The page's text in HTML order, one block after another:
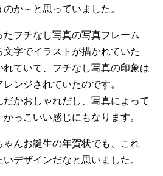
か～と思っていました。
フチなし写真の写真フレーム
字でイラストが描かれていた
れていて、フチなし写真の印象は
ンジされていたのです。
かおしゃれだし、写真によって
っこいい感じにもなります。
んお誕生の年賀状でも、これ
デザインだなと思いました。